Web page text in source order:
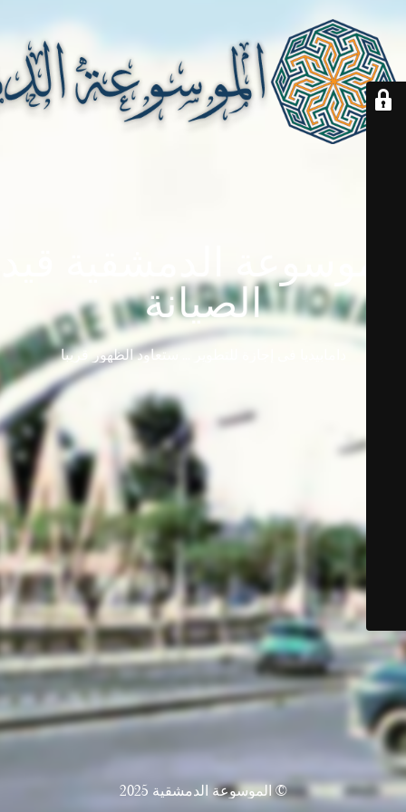
الصيانة
دامابيديا في إجازة للتطوير ... ستعاود الظهور قريباً
© الموسوعة الدمشقية 2025